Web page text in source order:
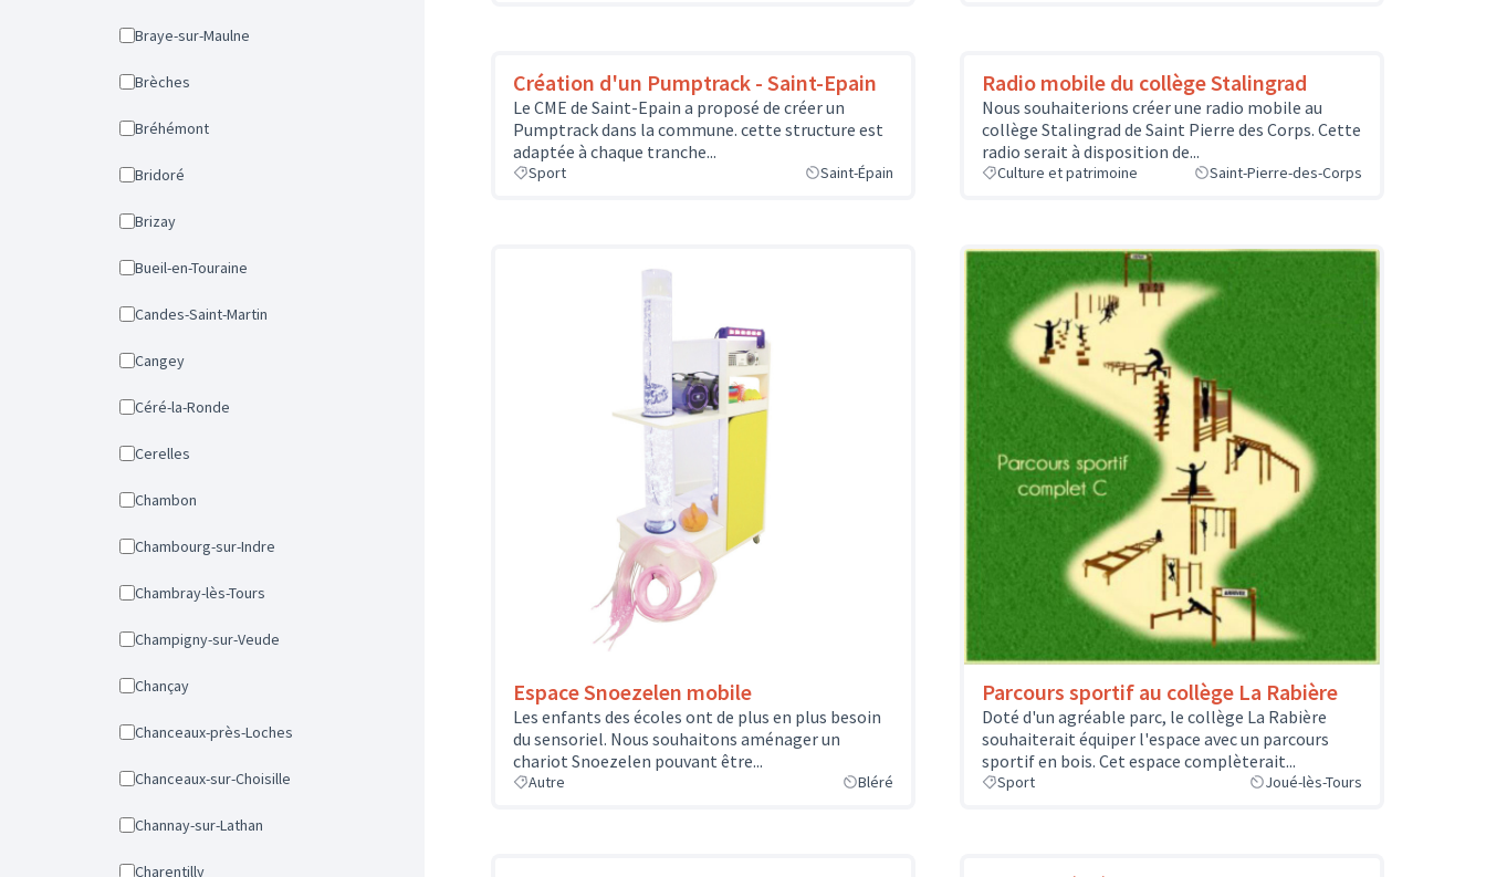
Braye-sur-Maulne
Brèches
Bréhémont
Bridoré
Brizay
Bueil-en-Touraine
Candes-Saint-Martin
Cangey
Céré-la-Ronde
Cerelles
Chambon
Chambourg-sur-Indre
Chambray-lès-Tours
Champigny-sur-Veude
Chançay
Chanceaux-près-Loches
Chanceaux-sur-Choisille
Channay-sur-Lathan
Charentilly
Création d'un Pumptrack - Saint-Epain
Le CME de Saint-Epain a proposé de créer un
Pumptrack dans la commune. cette structure est
adaptée à chaque tranche...
Sport Saint-Épain
Radio mobile du collège Stalingrad
Nous souhaiterions créer une radio mobile au
collège Stalingrad de Saint Pierre des Corps. Cette
radio serait à disposition de...
Culture et patrimoine Saint-Pierre-des-Corps
Espace Snoezelen mobile
Les enfants des écoles ont de plus en plus besoin
du sensoriel. Nous souhaitons aménager un
chariot Snoezelen pouvant être...
Autre Bléré
Parcours sportif au collège La Rabière
Doté d'un agréable parc, le collège La Rabière
souhaiterait équiper l'espace avec un parcours
sportif en bois. Cet espace complèterait...
Sport Joué-lès-Tours